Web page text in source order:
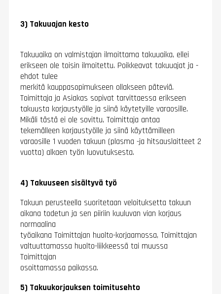
3) Takuuajan kesto
Takuuaika on valmistajan ilmoittama takuuaika, ellei
erikseen ole toisin ilmoitettu. Poikkeavat takuuajat ja -
ehdot tulee
merkitä kauppasopimukseen ollakseen päteviä.
Toimittaja ja Asiakas sopivat tarvittaessa erikseen
takuusta korjaustyölle ja siinä käytetyille varaosille.
Mikäli tästä ei ole sovittu, Toimittaja antaa
tekemälleen korjaustyölle ja siinä käyttämilleen
varaosille 1 vuoden takuun (plasma -ja hitsauslaitteet 2
vuotta) alkaen työn luovutuksesta.
4) Takuuseen sisältyvä työ
Takuun perusteella suoritetaan veloituksetta takuun
aikana todetun ja sen piiriin kuuluvan vian korjaus
normaalina
työaikana Toimittajan huolto-korjaamossa, Toimittajan
valtuuttamassa huolto-liikkeessä tai muussa
Toimittajan
osoittamassa paikassa.
5) Takuukorjauksen toimitusehto